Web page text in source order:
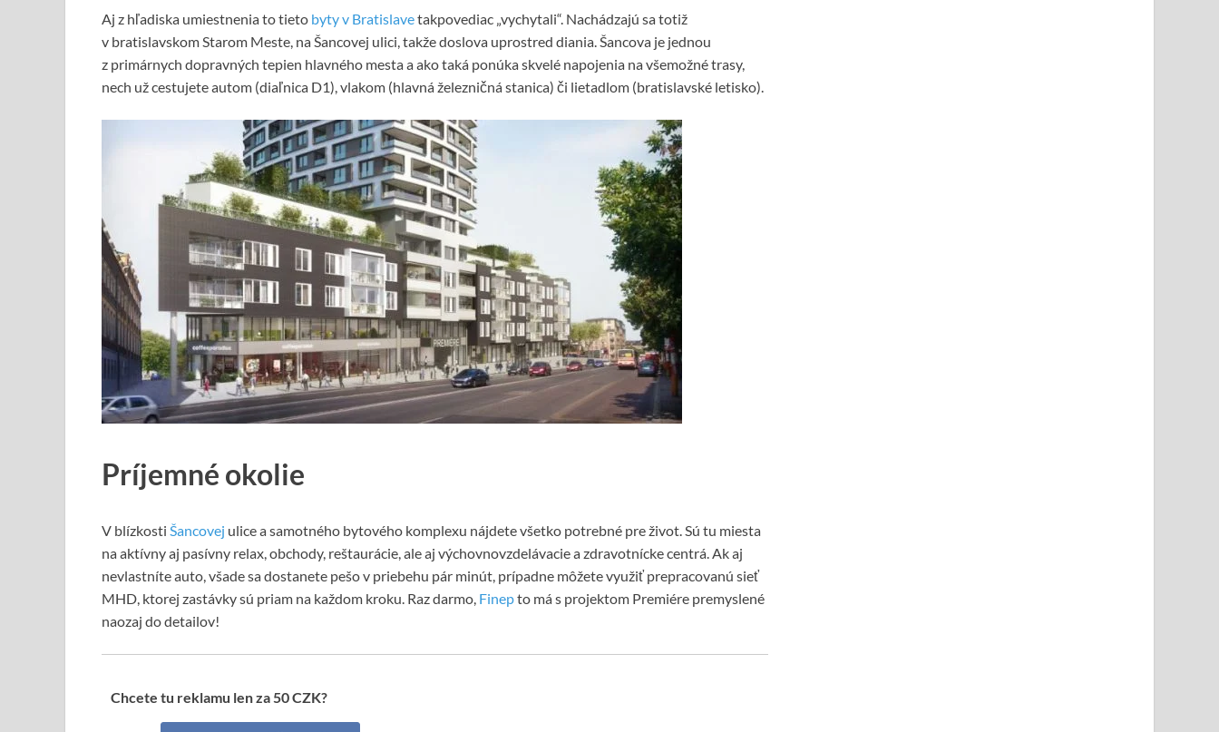
Aj z hľadiska umiestnenia to tieto byty v Bratislavetakpovediac „vychytali“. Nachádzajú sa totiž
v bratislavskom Starom Meste, na Šancovej ulici, takže doslova uprostred diania. Šancova je jednou
z primárnych dopravných tepien hlavného mesta a ako taká ponúka skvelé napojenia na všemožné trasy,
nech už cestujete autom (diaľnica D1), vlakom (hlavná železničná stanica) či lietadlom (bratislavské letisko).
Príjemné okolie
V blízkosti Šancovej ulice a samotného bytového komplexu nájdete všetko potrebné pre život. Sú tu miesta
na aktívny aj pasívny relax, obchody, reštaurácie, ale aj výchovnovzdelávacie a zdravotnícke centrá. Ak aj
nevlastníte auto, všade sa dostanete pešo v priebehu pár minút, prípadne môžete využiť prepracovanú sieť
MHD, ktorej zastávky sú priam na každom kroku. Raz darmo, Finepto má s projektom Premiére premyslené
naozaj do detailov!
Chcete tu reklamu len za 50 CZK?